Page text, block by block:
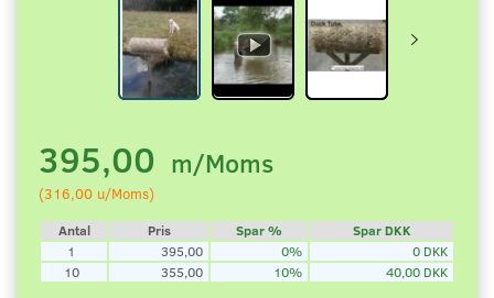
395,00 m/Moms
(316,00 u/Moms)
Antal Pris Spar %
Spar DKK
1
395,00 0%
0 DKK
10
355,00 10% 40,00 DKK